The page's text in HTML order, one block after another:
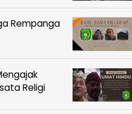
Rempanga
Religi